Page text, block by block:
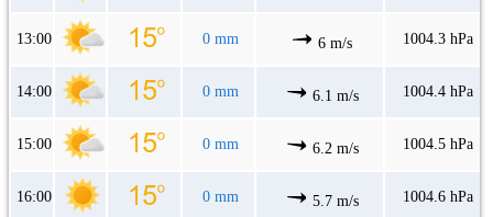
13:00 0 mm 6 m/s 1004.3 hPa
14:00 0 mm 6.1 m/s 1004.4 hPa
15:00 0 mm 6.2 m/s 1004.5 hPa
16:00 0 mm 5.7 m/s 1004.6 hPa